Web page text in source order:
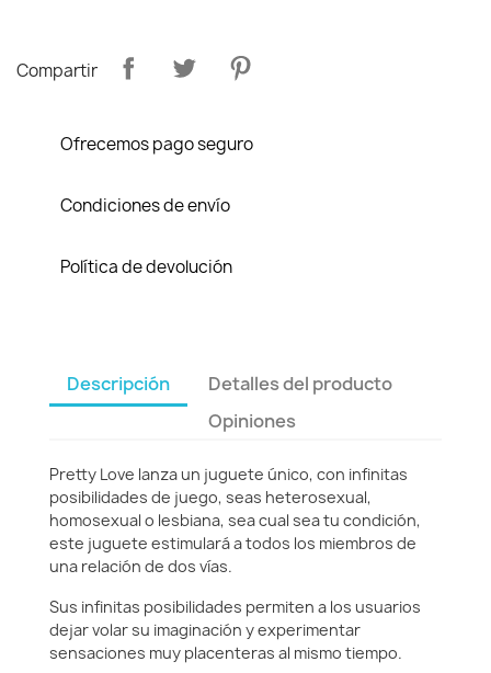
Compartir
Ofrecemos pago seguro
Condiciones de envío
Política de devolución
Descripción
Detalles del producto
Opiniones
Pretty Love lanza un juguete único, con infinitas
posibilidades de juego, seas heterosexual,
homosexual o lesbiana, sea cual sea tu condición,
este juguete estimulará a todos los miembros de
una relación de dos vías.
Sus infinitas posibilidades permiten a los usuarios
dejar volar su imaginación y experimentar
sensaciones muy placenteras al mismo tiempo.